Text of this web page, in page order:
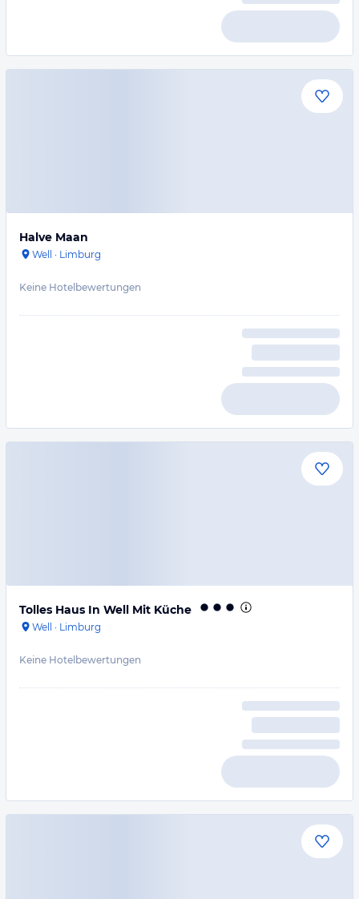
Halve Maan
Well · Limburg
Keine Hotelbewertungen
Tolles Haus In Well Mit Küche
Well · Limburg
Keine Hotelbewertungen